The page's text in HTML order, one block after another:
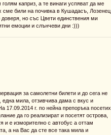
каприз, а тe винаги успяват да ме
сме били на почивка в Кушадасъ, Лозенец,
но със Цвети единствения ми
емоции и слънчеви дни :)))
за самолетни билети и до сега не
мила, отзивчива дама с вкус и
17.09.2014 г. по нейна препоръка посетих
да го реализират и посетят острова,
и е изморително с автобус а оттам
а на Вас да сте все така мила и